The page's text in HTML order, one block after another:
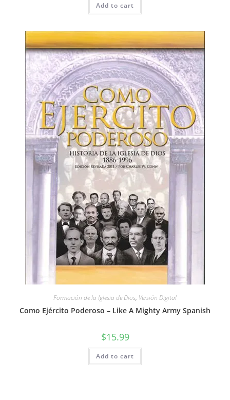
Add to cart
Formación de la Iglesia de Dios, Versión Digital
Como Ejército Poderoso – Like A Mighty Army Spanish
$15.99
Add to cart